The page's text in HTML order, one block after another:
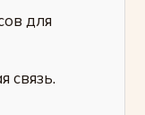
для
связь.